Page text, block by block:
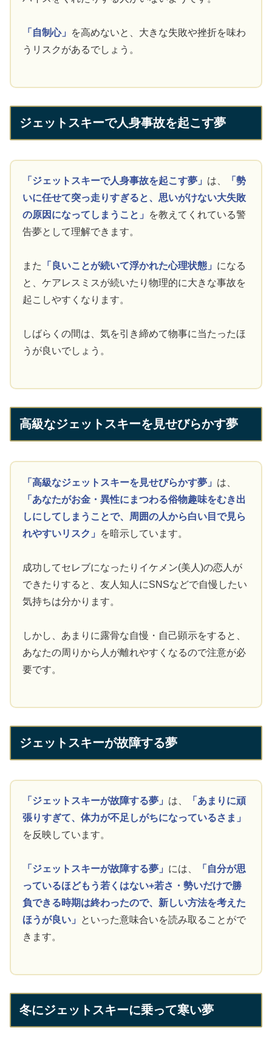
「自制心」
を高めないと、大きな失敗や挫折を味わ
うリスクがあるでしょう。
ジェットスキーで人身事故を起こす夢
「ジェットスキーで人身事故を起こす夢」 は、
「勢
いに任せて突っ走りすぎると、思いがけない大失敗
の原因になってしまうこと」
を教えてくれている警
告夢として理解できます。
また 「良いことが続いて浮かれた心理状態」 になる
と、ケアレスミスが続いたり物理的に大きな事故を
起こしやすくなります。
しばらくの間は、気を引き締めて物事に当たったほ
うが良いでしょう。
高級なジェットスキーを見せびらかす夢
「高級なジェットスキーを見せびらかす夢」 は、
「あなたがお金・異性にまつわる俗物趣味をむき出
しにしてしまうことで、周囲の人から白い目で見ら
れやすいリスク」
を暗示しています。
成功してセレブになったりイケメン(美人)の恋人が
できたりすると、友人知人にSNSなどで自慢したい
気持ちは分かります。
しかし、あまりに露骨な自慢・自己顕示をすると、
あなたの周りから人が離れやすくなるので注意が必
要です。
ジェットスキーが故障する夢
「ジェットスキーが故障する夢」 は、
「あまりに頑
張りすぎて、体力が不足しがちになっているさま」
を反映しています。
「ジェットスキーが故障する夢」 には、
「自分が思
っているほどもう若くはない+若さ・勢いだけで勝
負できる時期は終わったので、新しい方法を考えた
ほうが良い」
といった意味合いを読み取ることがで
きます。
冬にジェットスキーに乗って寒い夢